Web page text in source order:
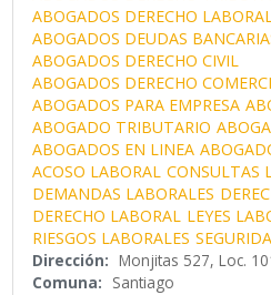
ABOGADOS DERECHO
ABOGADOS DEUDAS
ABOGADOS DERECHO CIVIL
ABOGADOS DERECHO
ABOGADOS PARA EMPRESA
ABOGADO TRIBUTARIO
ABOGADOS EN LINEA
ACOSO LABORAL CONSULTAS
DEMANDAS LABORALES
DERECHO LABORAL LEYES
RIESGOS LABORALES
Dirección: Monjitas 527, Loc.
Comuna: Santiago